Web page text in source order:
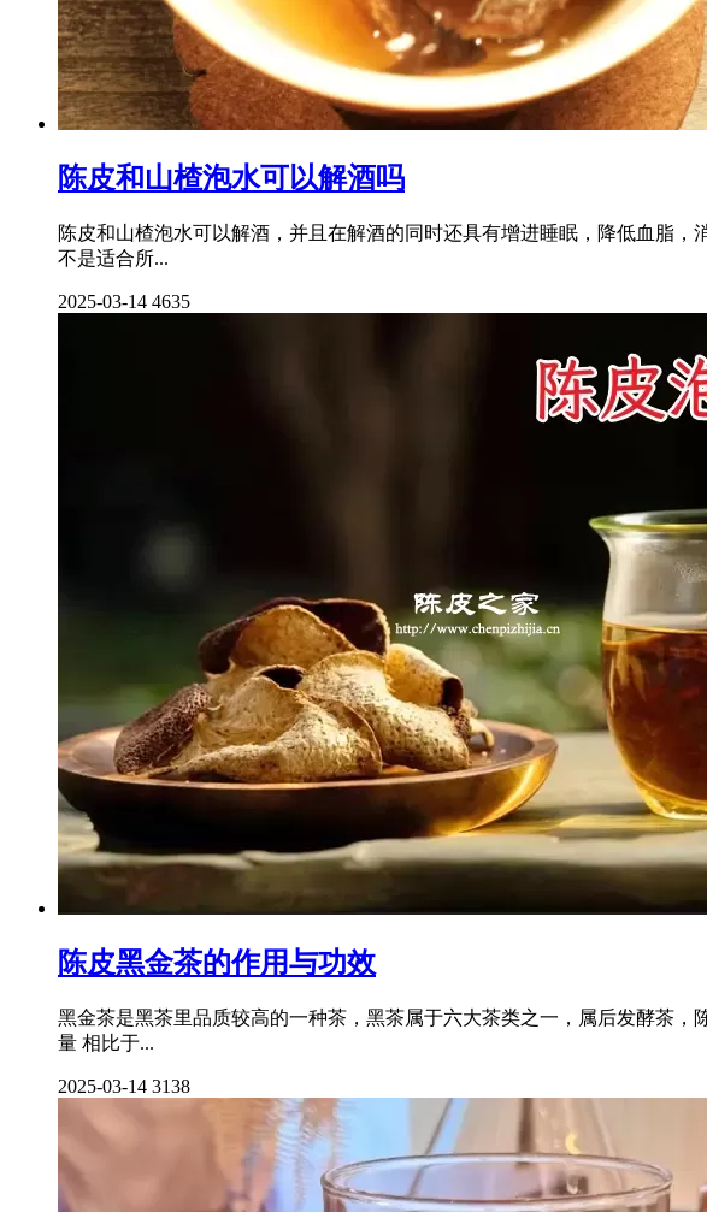
陈皮和山楂泡水可以解酒吗
陈皮和山楂泡水可以解酒，并且在解酒的同时还具有增进睡眠，降低血脂
不是适合所...
2025-03-14 4635
陈皮黑金茶的作用与功效
黑金茶是黑茶里品质较高的一种茶，黑茶属于六大茶类之一，属后发酵茶
量 相比于...
2025-03-14 3138